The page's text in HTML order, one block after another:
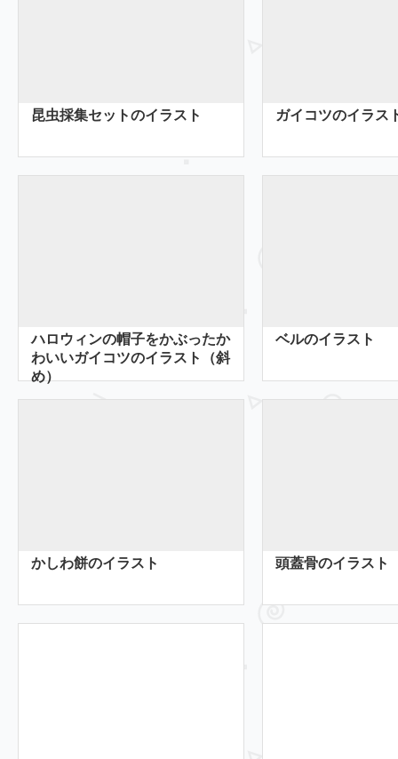
昆虫採集セットのイラスト ガイコツのイラス
ハロウィンの帽子をかぶったか
わいいガイコツのイラスト（斜
め）
ベルのイラスト
かしわ餅のイラスト 頭蓋骨のイラスト